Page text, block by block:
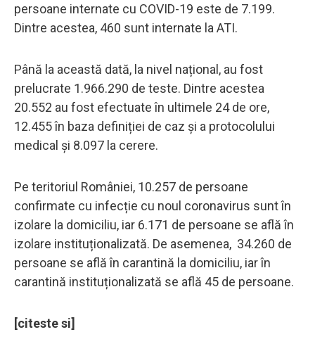
persoane internate cu COVID-19 este de 7.199.
Dintre acestea, 460 sunt internate la ATI.
Până la această dată, la nivel național, au fost
prelucrate 1.966.290 de teste. Dintre acestea
20.552 au fost efectuate în ultimele 24 de ore,
12.455 în baza definiției de caz și a protocolului
medical și 8.097 la cerere.
Pe teritoriul României, 10.257 de persoane
confirmate cu infecție cu noul coronavirus sunt în
izolare la domiciliu, iar 6.171 de persoane se află în
izolare instituționalizată. De asemenea, 34.260 de
persoane se află în carantină la domiciliu, iar în
carantină instituționalizată se află 45 de persoane.
[citeste si]